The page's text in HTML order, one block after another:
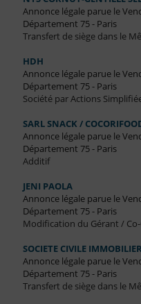
Annonce légale parue le
Département 75 - Paris
Transfert de siège dans le
HDH
Annonce légale parue le
Département 75 - Paris
Société par Actions
SARL SNACK /
Annonce légale parue le
Département 75 - Paris
Additif
JENI PAOLA
Annonce légale parue le
Département 75 - Paris
Modification du Gérant /
SOCIETE CIVILE
Annonce légale parue le
Département 75 - Paris
Transfert de siège dans le